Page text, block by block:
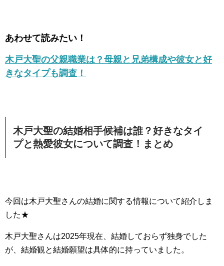
あわせて読みたい！
木戸大聖の父親職業は？母親と兄弟構成や彼女と好
きなタイプも調査！
木戸大聖の結婚相手候補は誰？好きなタイ
プと熱愛彼女について調査！まとめ
今回は木戸大聖さんの結婚に関する情報について紹介しま
した★
木戸大聖さんは2025年現在、結婚しておらず独身でした
が、結婚観と結婚願望は具体的に持っていました。